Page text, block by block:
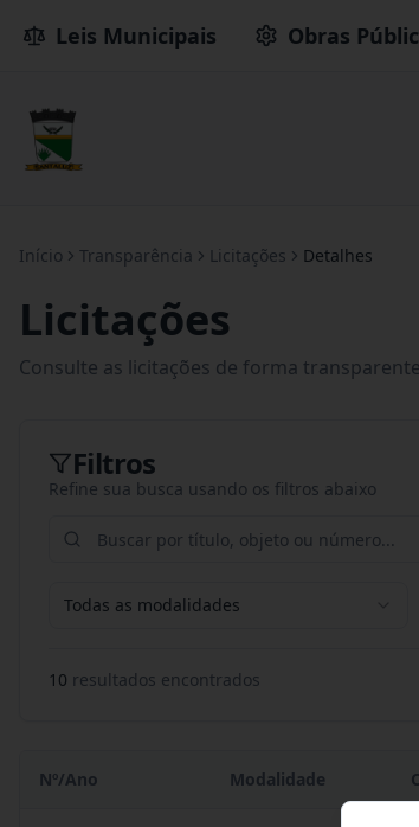
Leis Municipais Obras
Início Transparência Licitações Detalhes
Licitações
Consulte as licitações de forma
Filtros
Refine sua busca usando os filtros abaixo
Todas as modalidades
10 resultados encontrados
Nº/Ano Modalidade